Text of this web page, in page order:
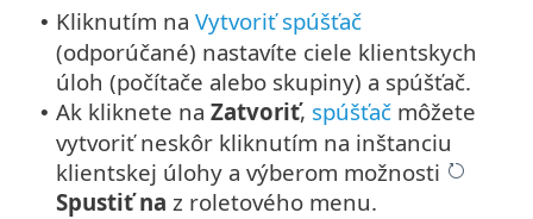
• Kliknutím na Vytvoriť spúšťač
(odporúčané) nastavíte ciele klientskych
úloh (počítače alebo skupiny) a spúšťač.
• Ak kliknete na Zatvoriť, spúšťač môžete
vytvoriť neskôr kliknutím na inštanciu
klientskej úlohy a výberom možnosti
Spustiť na z roletového menu.